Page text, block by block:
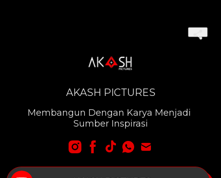
AKASH PICTURES
Membangun Dengan Karya Menjadi
Sumber Inspirasi